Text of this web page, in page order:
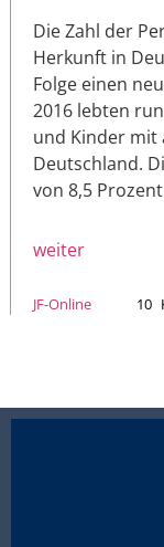
Die Zahl der
Herkunft in
Folge einen
2016 lebten
und Kinder mit
Deutschland.
von 8,5
weiter
JF-Online 10